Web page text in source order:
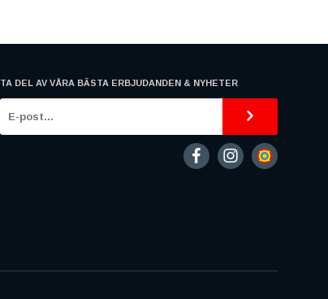
TA DEL AV VÅRA BÄSTA ERBJUDANDEN & NYHETER